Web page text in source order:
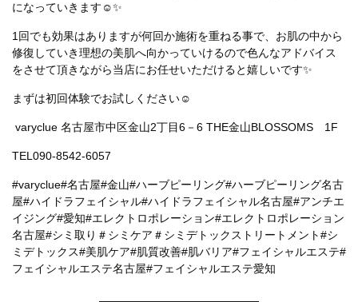
になっていきます☺✨
1回でも効果はありますが何回か施術を重ねる事で、お肌の中から
修復していき理想の美肌へ向かっていけるので色んなアドバイス
をさせて頂きながら当店にお任せいただけると嬉しいです✨
まずは初回体験でお試しください☺
varyclue 名古屋市中区金山2丁目6－6 THE金山BLOSSOMS 1F
TEL090-8542‐6057
#varyclue#名古屋#金山#ハーブピーリング#ハーブピーリング名古
屋#ハイドラフェイシャル#ハイドラフェイシャル名古屋#アンチエ
イジング#愛知#エレクトロポレーション#エレクトロポレーション
名古屋#シミ取り ＃シミケア ＃シミデトックストリートメント#シ
ミデトックス#美肌ケア#肌質改善#肌バリア#フェイシャルエステ#
フェイシャルエステ名古屋#フェイシャルエステ愛知